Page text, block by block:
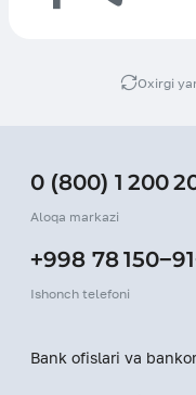
Oxirgi
0 (800) 1 200
Aloqa markazi
+998 78
Ishonch telefoni
Bank ofislari va